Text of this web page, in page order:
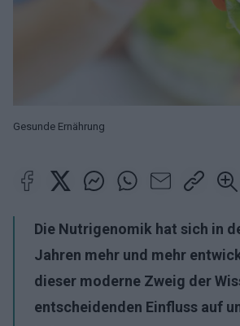
Gesunde Ernährung
Die Nutrigenomik hat sich in
Jahren mehr und mehr
dieser moderne Zweig der
entscheidenden Einfluss auf